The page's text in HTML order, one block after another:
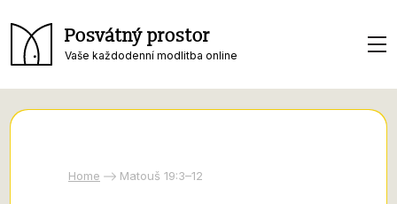
Posvátný prostor
Vaše každodenní modlitba online
Home Matouš 19:3–12